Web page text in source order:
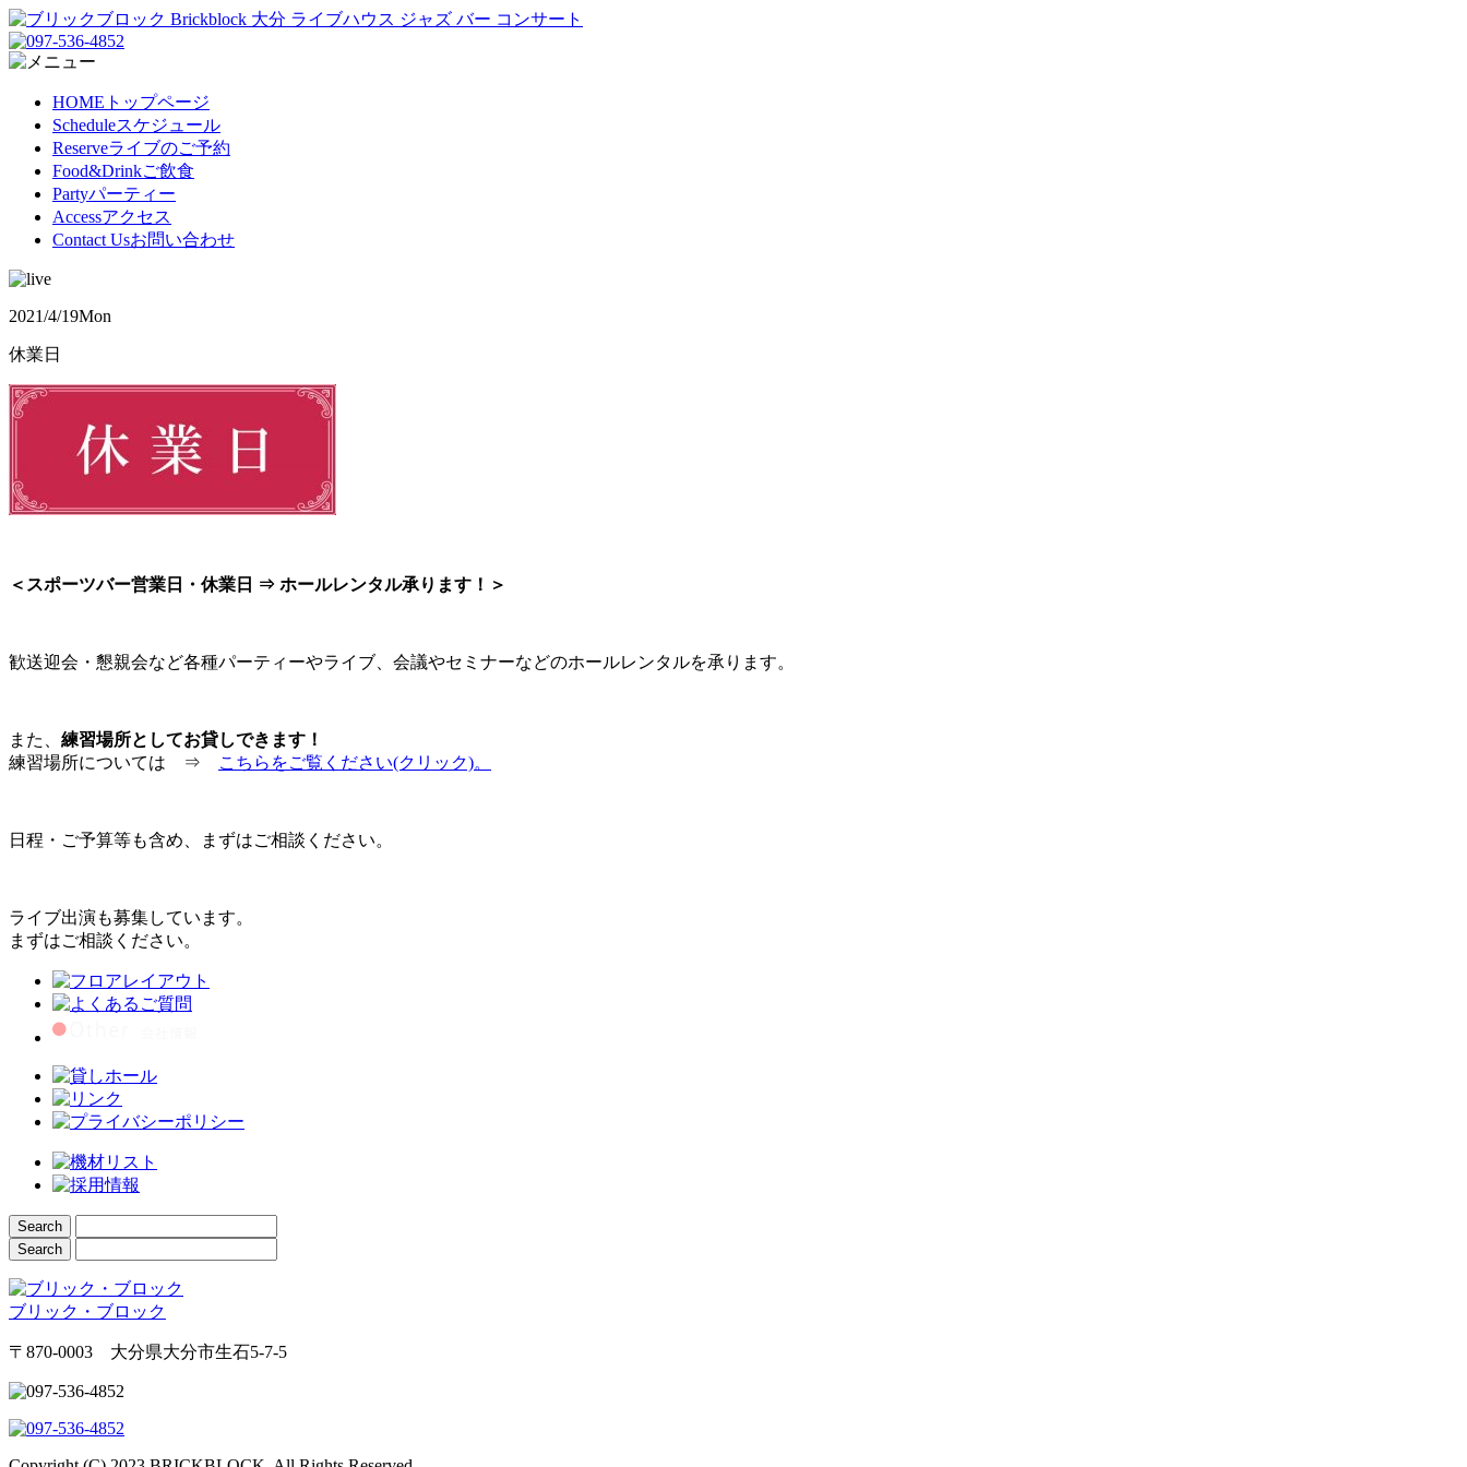
HOME トップページ
Scheduleスケジュール
Reserveライブのご予約
Food&Drinkご飲食
Partyパーティー
Accessアクセス
Contact Usお問い合わせ
2021/4/19Mon
休業日
＜スポーツバー営業日・休業日 ⇒ ホールレンタル承ります！＞
歓送迎会・懇親会など各種パーティーやライブ、会議やセミナーなどのホールレンタルを承ります。
また、 練習場所としてお貸しできます！
練習場所については ⇒
こちらをご覧ください(クリック)。
日程・ご予算等も含め、まずはご相談ください。
ライブ出演も募集しています。
まずはご相談ください。
ブリック・ブロック
〒870-0003 大分県大分市生石5-7-5